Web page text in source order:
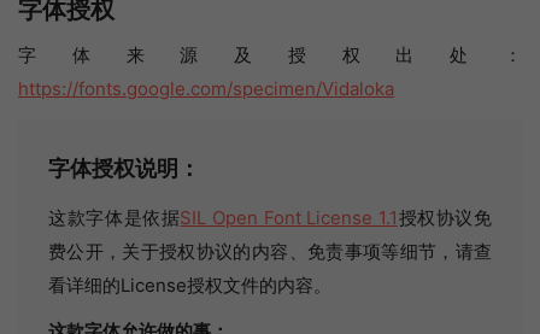
字体授权
字体来源及授权出处：
https://fonts.google.com/specimen/Vidaloka
字体授权说明：
这款字体是依据SIL Open Font License 1.1授权协议免
费公开，关于授权协议的内容、免责事项等细节，请查
看详细的License授权文件的内容。